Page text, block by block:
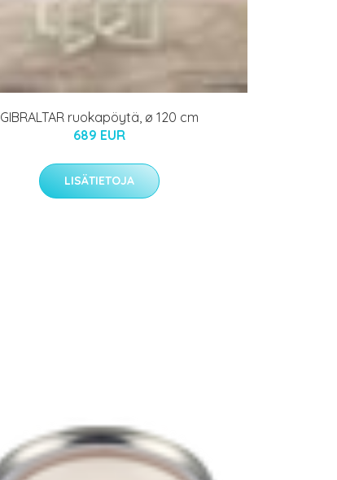
GIBRALTAR ruokapöytä, ø 120 cm
689 EUR
LISÄTIETOJA